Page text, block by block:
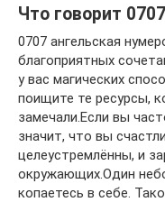
Что говорит
0707 ангельская
благоприятных
у вас магических
поищите те ресурсы,
замечали.Если вы
значит, что вы
целеустремлённы, и
окружающих.Один
копаетесь в себе.